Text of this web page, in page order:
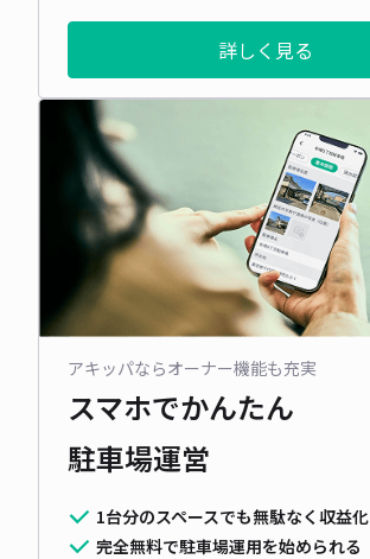
詳しく見る
アキッパならオーナー機能も充実
スマホでかんたん
駐車場運営
1台分のスペースでも無駄なく収益化
完全無料で駐車場運用を始められる